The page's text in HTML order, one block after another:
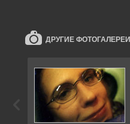
ДРУГИЕ ФОТОГАЛЕРЕИ